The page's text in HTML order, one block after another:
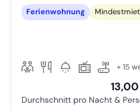
Ferienwohnung
+ 15
Durchschnitt pro Nacht &